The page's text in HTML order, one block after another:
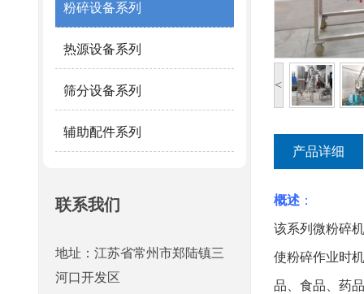
粉碎设备系列
热源设备系列
筛分设备系列
辅助配件系列
联系我们
地址：江苏省常州市郑陆镇三
河口开发区
<
产品详细
概述：
该系列微粉碎
使粉碎作业时
品、食品、药